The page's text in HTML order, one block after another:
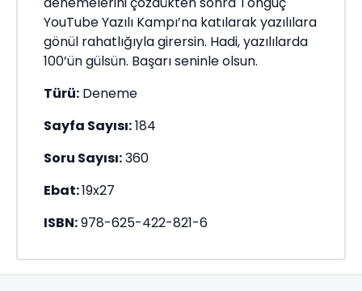
YouTube Yazılı Kampı’na katılarak yazılılara
gönül rahatlığıyla girersin. Hadi, yazılılarda
100’ün gülsün. Başarı seninle olsun.
Türü: Deneme
Sayfa Sayısı:184
Soru Sayısı:360
Ebat:19x27
ISBN:978-625-422-821-6